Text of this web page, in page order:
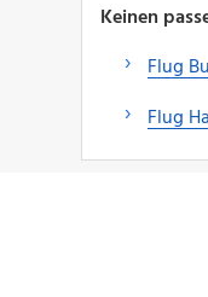
Keinen
Flug
Flug